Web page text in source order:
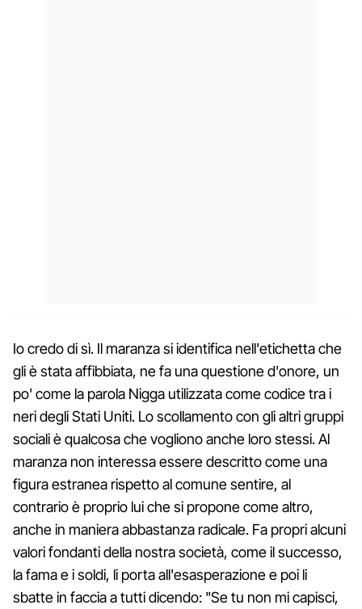
Io credo di sì. Il maranza si identifica nell'etichetta che
gli è stata affibbiata, ne fa una questione d'onore, un
po' come la parola Nigga utilizzata come codice tra i
neri degli Stati Uniti. Lo scollamento con gli altri gruppi
sociali è qualcosa che vogliono anche loro stessi. Al
maranza non interessa essere descritto come una
figura estranea rispetto al comune sentire, al
contrario è proprio lui che si propone come altro,
anche in maniera abbastanza radicale. Fa propri alcuni
valori fondanti della nostra società, come il successo,
la fama e i soldi, li porta all'esasperazione e poi li
sbatte in faccia a tutti dicendo: "Se tu non mi capisci,